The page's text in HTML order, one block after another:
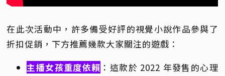
在此次活動中，許多備受好評的視覺小說作品參與了
折扣促銷，下方推薦幾款大家關注的遊戲：
主播女孩重度依賴 ：這款於 2022 年發售的心理